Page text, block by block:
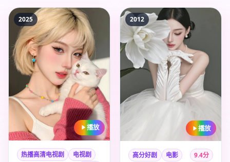
2025
播放
热播高清电视剧
电视剧
2012
播放
高分好剧 电影 9.4分